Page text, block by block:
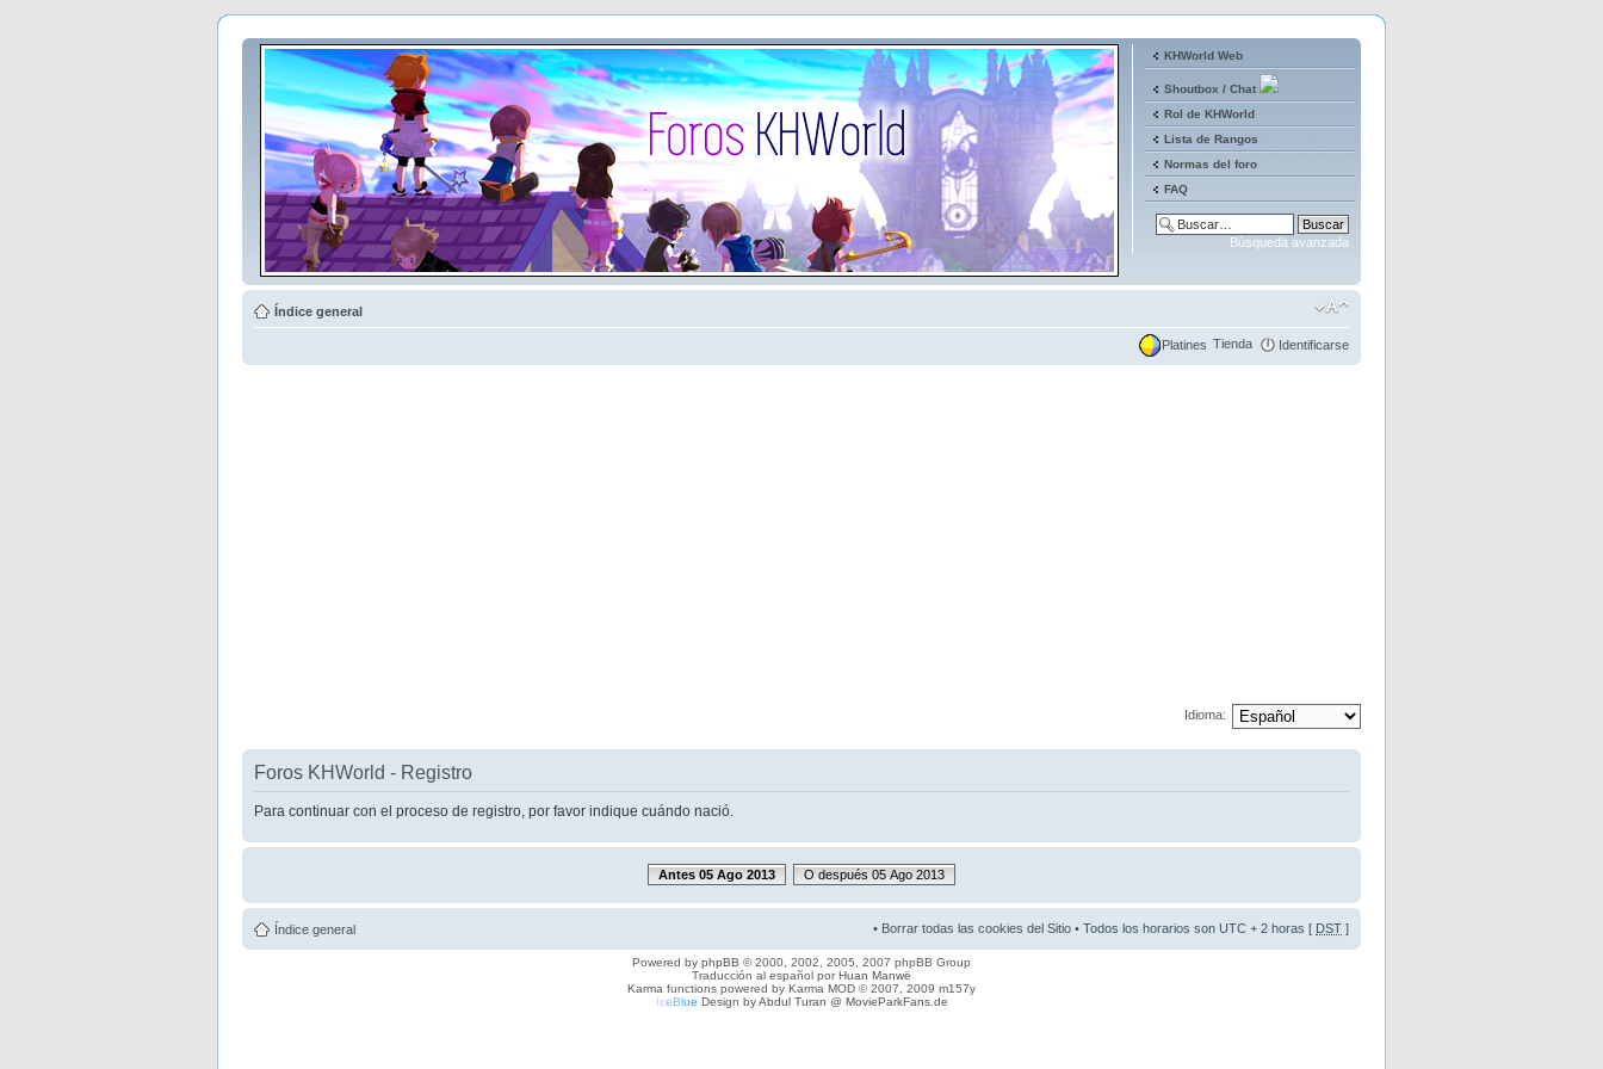
KHWorld Web
Shoutbox / Chat
Rol de KHWorld
Lista de Rangos
Normas del foro
FAQ
Búsqueda avanzada
Índice general
Platines Tienda Identificarse
Idioma:
Foros KHWorld - Registro
Para continuar con el proceso de registro, por favor indique cuándo nació.
Antes 05 Ago 2013 O después 05 Ago 2013
Índice general • Borrar todas las cookies del Sitio • Todos los horarios son UTC + 2 horas [ DST ]
Powered by phpBB © 2000, 2002, 2005, 2007 phpBB Group
Traducción al español porHuan Manwë
Karma functions powered by Karma MOD © 2007, 2009 m157y
IceBlue Design byAbdul Turan @ MovieParkFans.de